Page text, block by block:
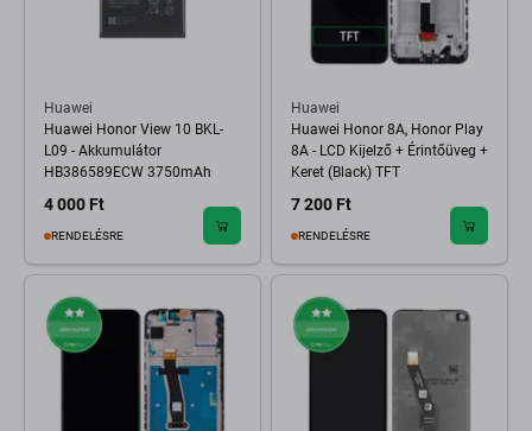
Huawei
Huawei Honor View 10 BKL-
L09 - Akkumulátor
HB386589ECW 3750mAh
4 000 Ft
RENDELÉSRE
Huawei
Huawei Honor 8A, Honor Play
8A - LCD Kijelző + Érintőüveg +
Keret (Black) TFT
7 200 Ft
RENDELÉSRE